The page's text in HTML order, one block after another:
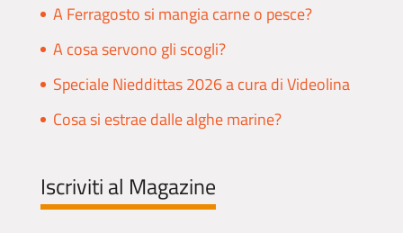
A Ferragosto si mangia carne o pesce?
A cosa servono gli scogli?
Speciale Nieddittas 2026 a cura di Videolina
Cosa si estrae dalle alghe marine?
Iscriviti al Magazine